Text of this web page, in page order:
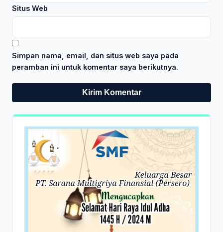
Situs Web
Simpan nama, email, dan situs web saya pada
peramban ini untuk komentar saya berikutnya.